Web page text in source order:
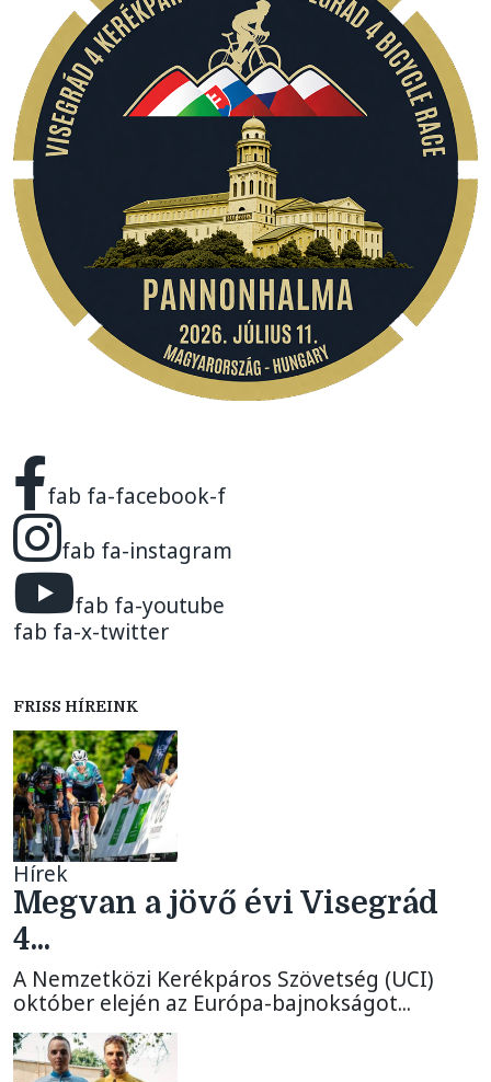
fab fa-facebook-f
fab fa-instagram
fab fa-youtube
fab fa-x-twitter
FRISS HÍREINK
Hírek
Megvan a jövő évi Visegrád
4...
A Nemzetközi Kerékpáros Szövetség (UCI)
október elején az Európa-bajnokságot...